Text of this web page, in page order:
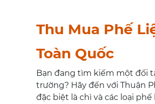
Thu Mua Phế
Toàn Quốc
Bạn đang tìm kiếm một đối
trường? Hãy đến với Thuận
đặc biệt là chì và các loại